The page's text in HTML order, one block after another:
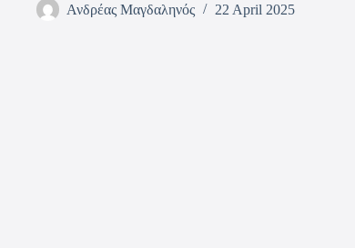
Ανδρέας Μαγδαληνός 22 April 2025